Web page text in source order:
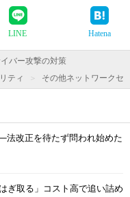
LINE Hatena
バー攻撃の対策
ティ その他ネットワークセ
改正を待たず問われ始めた
ぎ取る」コスト高で追い詰め